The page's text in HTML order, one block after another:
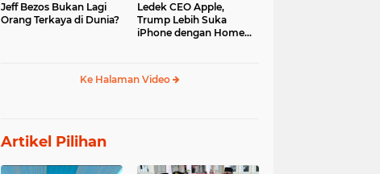
Jeff Bezos Bukan Lagi
Orang Terkaya di Dunia?
Ledek CEO Apple,
Trump Lebih Suka
iPhone dengan Home
Ke Halaman Video
Artikel Pilihan